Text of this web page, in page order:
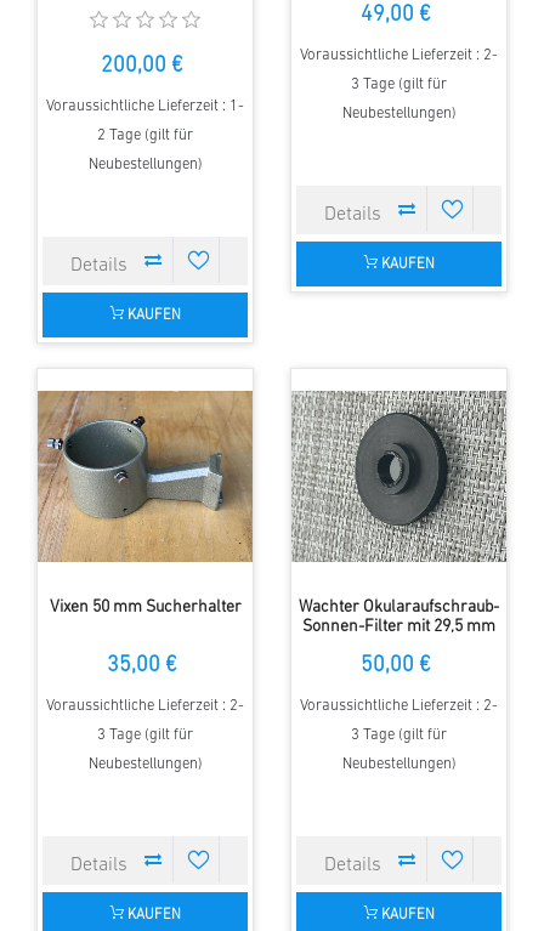
200,00 €
Voraussichtliche Lieferzeit : 1-
2 Tage (gilt für
Neubestellungen)
KAUFEN
49,00 €
Voraussichtliche Lieferzeit : 2-
3 Tage (gilt für
Neubestellungen)
KAUFEN
Vixen 50 mm Sucherhalter
35,00 €
Voraussichtliche Lieferzeit : 2-
3 Tage (gilt für
Neubestellungen)
KAUFEN
Wachter Okularaufschraub-
Sonnen-Filter mit 29,5 mm
50,00 €
Voraussichtliche Lieferzeit : 2-
3 Tage (gilt für
Neubestellungen)
KAUFEN